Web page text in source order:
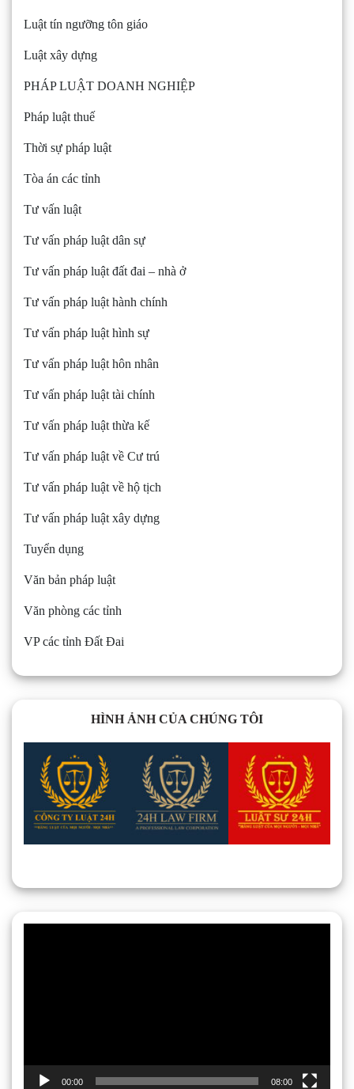
Luật tín ngưỡng tôn giáo
Luật xây dựng
PHÁP LUẬT DOANH NGHIỆP
Pháp luật thuế
Thời sự pháp luật
Tòa án các tỉnh
Tư vấn luật
Tư vấn pháp luật dân sự
Tư vấn pháp luật đất đai – nhà ở
Tư vấn pháp luật hành chính
Tư vấn pháp luật hình sự
Tư vấn pháp luật hôn nhân
Tư vấn pháp luật tài chính
Tư vấn pháp luật thừa kế
Tư vấn pháp luật về Cư trú
Tư vấn pháp luật về hộ tịch
Tư vấn pháp luật xây dựng
Tuyển dụng
Văn bản pháp luật
Văn phòng các tỉnh
VP các tỉnh Đất Đai
HÌNH ẢNH CỦA CHÚNG TÔI
00:00 08:00